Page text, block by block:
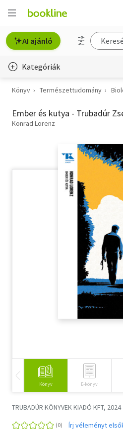
AI ajánló
Kategóriák
Életmód, egészség
Erotika
Hobbi, szabadidő
Társadalomtudomány
Könyv Természettudomány
Ember és kutya - Trubadúr
Konrad Lorenz
Könyv E-könyv
TRUBADÚR KÖNYVEK KIADÓ KFT, 2024
Írj véleményt